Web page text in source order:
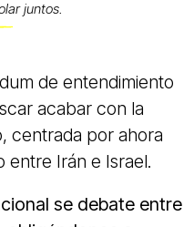
juntos.
de entendimiento
acabar con la
centrada por ahora
entre Irán e Israel.
se debate entre